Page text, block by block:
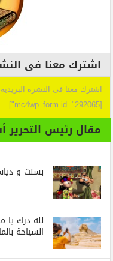
اشترك معنا فى
اشترك معنا فى النشرة البريدية
[mc4wp_form id="292065"]
مقال رئيس التحرير
بسنت و
لله درك يا
السياحة